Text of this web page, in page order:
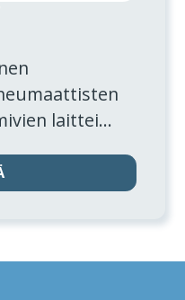
laittei...